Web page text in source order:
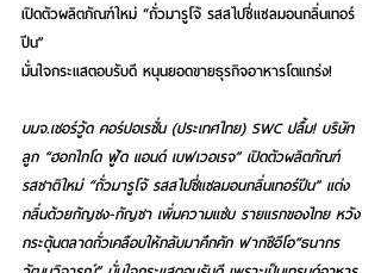
เปิดตัวผลิตภัณฑ์ใหม่ “ถั่วมารูโจ้ รสสไปซี่แซลมอนกลิ่นเทอร์
ปีน”
มั่นใจกระแสตอบรับดี หนุนยอดขายธุรกิจอาหารโตแกร่ง!
บมจ.เชอร์วู้ด คอร์ปอเรชั่น (ประเทศไทย) SWC ปลื้ม! บริษัท
ลูก “ฮอกไกโด ฟู้ด แอนด์ เบฟเวอเรจ” เปิดตัวผลิตภัณฑ์
รสชาติใหม่ “ถั่วมารูโจ้ รสสไปซี่แซลมอนกลิ่นเทอร์ปีน” แต่ง
กลิ่นด้วยกัญชง-กัญชา เพิ่มความแซ่บ รายแรกของไทย หวัง
กระตุ้นตลาดถั่วเคลือบให้กลับมาคึกคัก ฟากซีอีโอ“ธนากร